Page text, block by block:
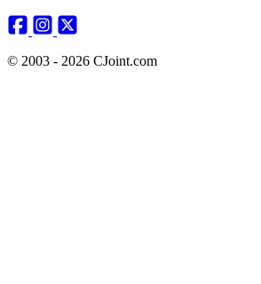
© 2003 - 2026 CJoint.com